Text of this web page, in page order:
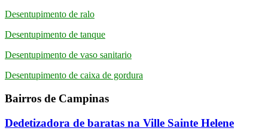
Desentupimento de ralo
Desentupimento de tanque
Desentupimento de vaso sanitario
Desentupimento de caixa de gordura
Bairros de Campinas
Dedetizadora de baratas na Ville Sainte Helene